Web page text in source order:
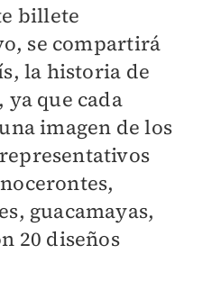
billete
se compartirá
la historia de
ya que cada
imagen de los
guacamayas,
20 diseños